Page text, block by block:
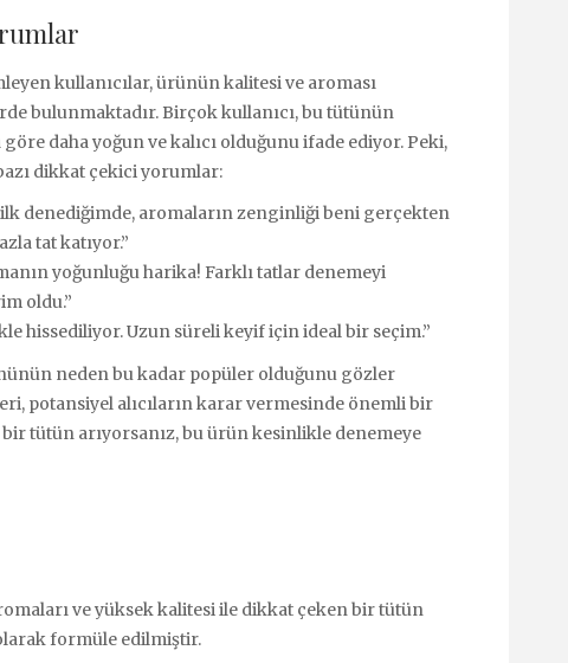
kullanıcılar, ürünün kalitesi ve aroması
bulunmaktadır. Birçok kullanıcı, bu tütünün
daha yoğun ve kalıcı olduğunu ifade ediyor. Peki,
dikkat çekici yorumlar:
ilk denediğimde, aromaların zenginliği beni gerçekten
tat katıyor.”
yoğunluğu harika! Farklı tatlar denemeyi
oldu.”
hissediliyor. Uzun süreli keyif için ideal bir seçim.”
neden bu kadar popüler olduğunu gözler
potansiyel alıcıların karar vermesinde önemli bir
tütün arıyorsanız, bu ürün kesinlikle denemeye
ve yüksek kalitesi ile dikkat çeken bir tütün
formüle edilmiştir.